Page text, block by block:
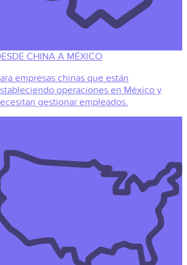
CHINA A MÉXICO
empresas chinas que están
operaciones en México y
gestionar empleados.